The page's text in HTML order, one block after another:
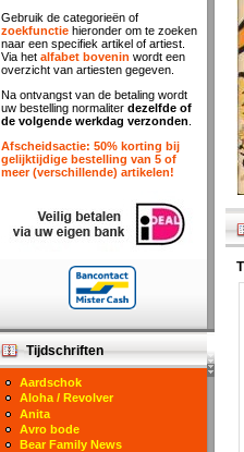
Gebruik de categorieën of
zoekfunctie hieronder om te zoeken
naar een specifiek artikel of artiest.
Via het alfabet bovenin wordt een
overzicht van artiesten gegeven.
Na ontvangst van de betaling wordt
uw bestelling normaliter dezelfde of
de volgende werkdag verzonden
Afscheidsactie: 50% korting bij
gelijktijdige bestelling van 5 of
meer (verschillende) artikelen!
Tijdschriften
Aardschok
Aloha / Revolver
Anita
Avro bode
Bear Family News